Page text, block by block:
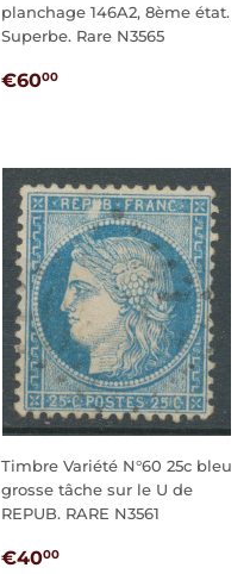
planchage 146A2, 8ème état.
Superbe. Rare N3565
PRIX
€6000
Timbre Variété N°60 25c bleu
grosse tâche sur le U de
REPUB. RARE N3561
PRIX
€4000